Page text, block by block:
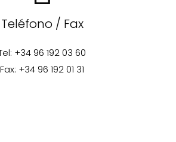
Teléfono / Fax
+34 96 192 03 60
Fax: +34 96 192 01 31